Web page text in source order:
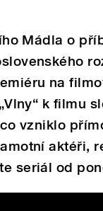
Mádla o
na
k filmu
vzniklo
aktéři,
seriál od